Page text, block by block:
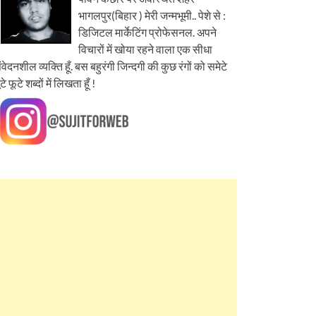
भागलपुर(बिहार ) मेरी जन्मभूमी.. पेशे से :
डिजिटल मार्केटिंग प्रोफेसनल. अपने
विचारों में खोया रहने वाला एक सीधा
व्यक्ति हूँ. बस बहुरंगी जिन्दगी की कुछ रंगों को समेटे
फूटे शब्दों में लिखता हूँ !